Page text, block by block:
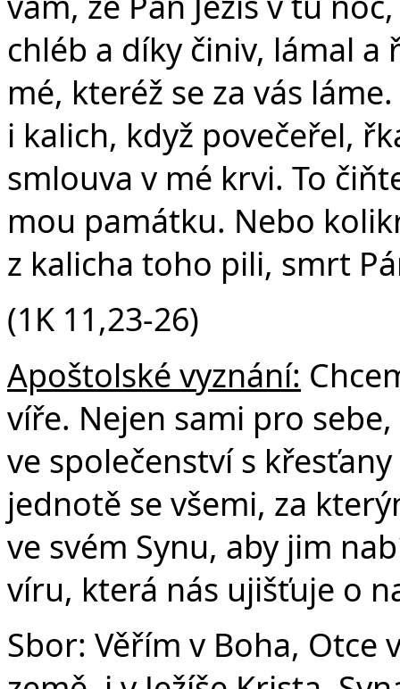
chléb a díky činiv, lámal a
mé, kteréž se za vás
i kalich, když povečeřel,
smlouva v mé krvi. To
mou památku. Nebo
z kalicha toho pili, smrt
(1K 11,23-26)
Apoštolské vyznání:
víře. Nejen sami pro
ve společenství s
jednotě se všemi, za
ve svém Synu, aby jim
víru, která nás ujišťuje o
Sbor: Věřím v Boha,